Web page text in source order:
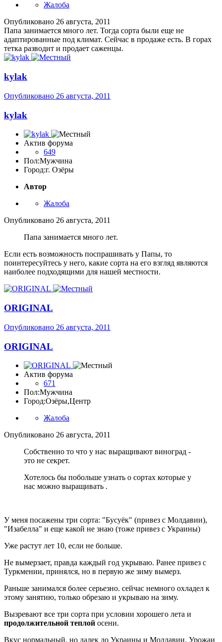
Жалоба
Опубликовано 26 августа, 2011
Папа занимается много лет. Тогда сорта были еще не
адаптированные под климат. Сейчас в продаже есть. В горах
тетка разводит и продает саженцы.
kylak
Опубликовано 26 августа, 2011
kylak
Актив форума
649
Пол:Мужчина
Город:г. Озёры
Автор
Жалоба
Опубликовано 26 августа, 2011
Папа занимается много лет.
Если есть возможность поспрашивать у Папы, то
поинтересуйтесь у него, какие сорта на его взгляд являются
наиболее подходящими для нашей местности.
ORIGINAL
Опубликовано 26 августа, 2011
ORIGINAL
Актив форума
671
Пол:Мужчина
Город:Озёры,Центр
Жалоба
Опубликовано 26 августа, 2011
Собственно то что у нас выращивают виноград -
это не секрет.
Хотелось бы побольше узнать о сортах которые у
нас можно выращивать .
У меня посажены три сорта: "Бусуёк" (привез с Молдавии),
"Изабелла" и еще какой не знаю (тоже привез с Украины)
Уже растут лет 10, если не больше.
Не вымерзает, правда каждый год укрываю. Ранее привез с
Туркмении, принялся, но в первую же зиму вымерз.
Раньше занимался более серьезно. сейчас немного охладел к
этому занятию, только обрезаю и укрываю на зиму.
Вызревают все три сорта при условии хорошего лета и
продолжительной теплой осени.
Вкус нормальный. но далек до Украины и Молдавии. Урожаи